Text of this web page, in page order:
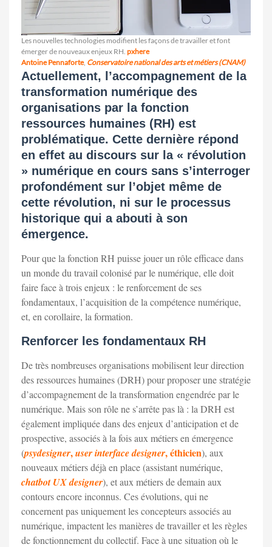
Les nouvelles technologies modifient les façons de travailler et font
émerger de nouveaux enjeux RH. pxhere
Antoine Pennaforte, Conservatoire national des arts et métiers (CNAM)
Actuellement, l’accompagnement de la
transformation numérique des
organisations par la fonction
ressources humaines (RH) est
problématique. Cette dernière répond
en effet au discours sur la « révolution
» numérique en cours sans s’interroger
profondément sur l’objet même de
cette révolution, ni sur le processus
historique qui a abouti à son
émergence.
Pour que la fonction RH puisse jouer un rôle efficace dans
un monde du travail colonisé par le numérique, elle doit
faire face à trois enjeux : le renforcement de ses
fondamentaux, l’acquisition de la compétence numérique,
et, en corollaire, la formation.
Renforcer les fondamentaux RH
De très nombreuses organisations mobilisent leur direction
des ressources humaines (DRH) pour proposer une stratégie
d’accompagnement de la transformation engendrée par le
numérique. Mais son rôle ne s’arrête pas là : la DRH est
également impliquée dans des enjeux d’anticipation et de
prospective, associés à la fois aux métiers en émergence
(psydesigner,user interface designer, éthicien), aux
nouveaux métiers déjà en place (assistant numérique,
chatbot UX designer), et aux métiers de demain aux
contours encore inconnus. Ces évolutions, qui ne
concernent pas uniquement les concepteurs associés au
numérique, impactent les manières de travailler et les règles
de fonctionnement du collectif. Face à une situation où le